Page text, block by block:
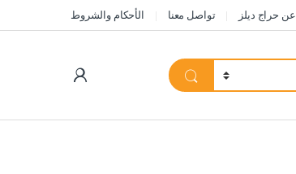
عن حراج ديلز تواصل معنا الأحكام والشروط